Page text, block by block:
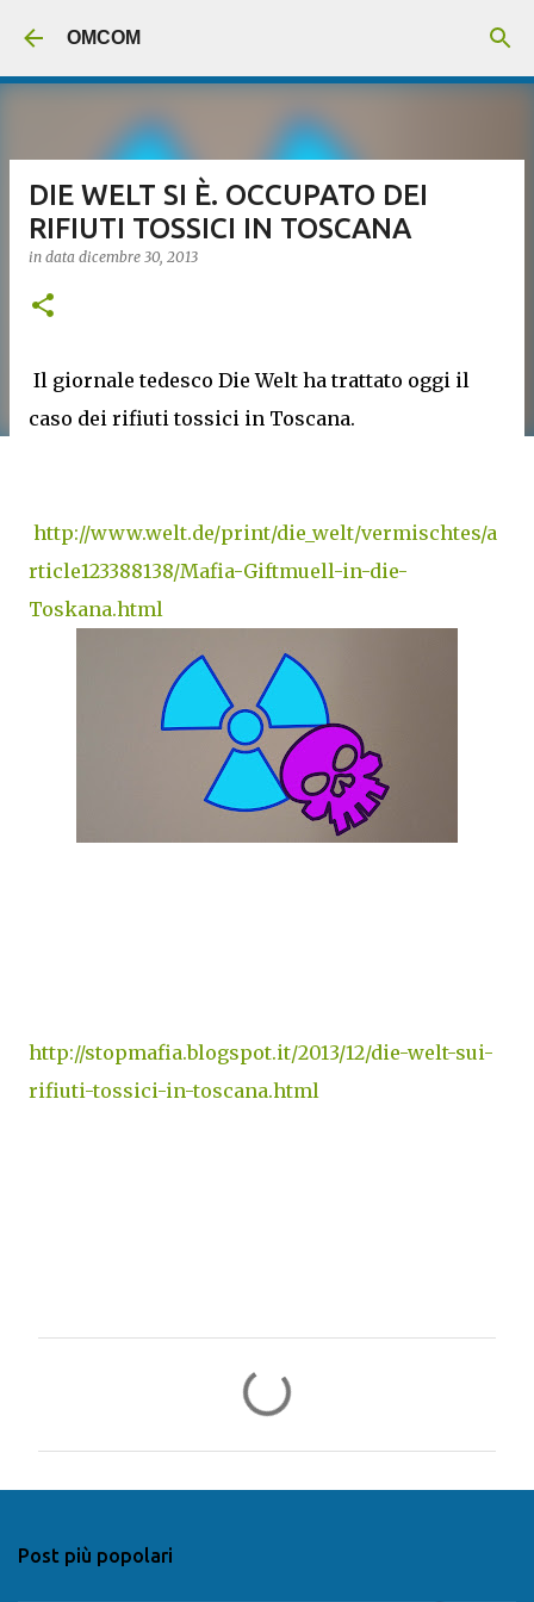
OMCOM
DIE WELT SI È. OCCUPATO DEI
RIFIUTI TOSSICI IN TOSCANA
in data dicembre 30, 2013
Il giornale tedesco Die Welt ha trattato oggi il
caso dei rifiuti tossici in Toscana.
http://www.welt.de/print/die_welt/vermischtes/a
rticle123388138/Mafia-Giftmuell-in-die-
Toskana.html
http://stopmafia.blogspot.it/2013/12/die-welt-sui-
rifiuti-tossici-in-toscana.html
Post più popolari